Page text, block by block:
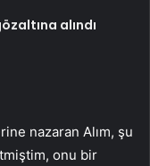
alındı
nazaran Alım, şu
onu bir